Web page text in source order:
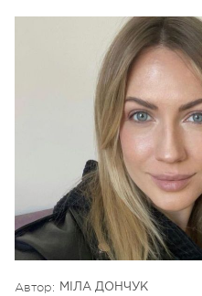
Автор: МІЛА ДОНЧУК